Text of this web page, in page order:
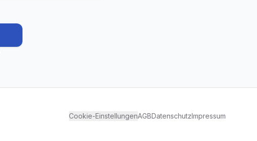
Cookie-EinstellungenAGBDatenschutzImpressum